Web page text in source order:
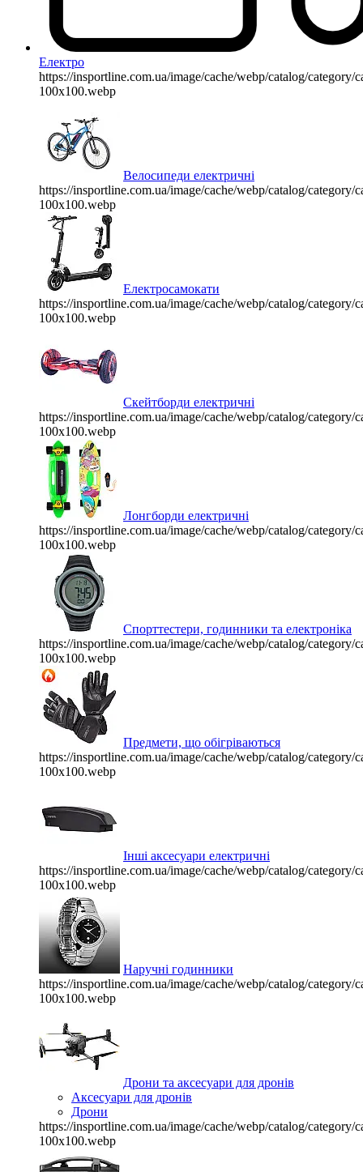
Електро
https://insportline.com.ua/image/cache/webp/catalog/category/
100x100.webp
Велосипеди електричні
https://insportline.com.ua/image/cache/webp/catalog/category/
100x100.webp
Електросамокати
https://insportline.com.ua/image/cache/webp/catalog/category/
100x100.webp
Скейтборди електричні
https://insportline.com.ua/image/cache/webp/catalog/category/
100x100.webp
Лонгборди електричні
https://insportline.com.ua/image/cache/webp/catalog/category/
100x100.webp
Спорттестери, годинники та електроніка
https://insportline.com.ua/image/cache/webp/catalog/category/
100x100.webp
Предмети, що обігріваються
https://insportline.com.ua/image/cache/webp/catalog/category/
100x100.webp
Інші аксесуари електричні
https://insportline.com.ua/image/cache/webp/catalog/category/
100x100.webp
Наручні годинники
https://insportline.com.ua/image/cache/webp/catalog/category/
100x100.webp
Дрони та аксесуари для дронів
Аксесуари для дронів
Дрони
https://insportline.com.ua/image/cache/webp/catalog/category/
100x100.webp